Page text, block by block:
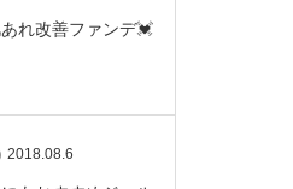
あれ改善ファンデ💓
2018.08.6